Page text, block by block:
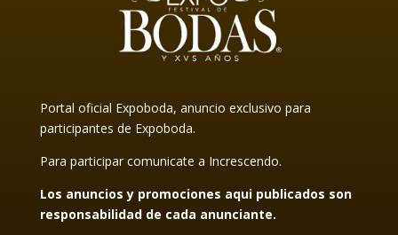
Portal oficial Expoboda, anuncio exclusivo para
participantes de Expoboda.
Para participar comunicate a Increscendo.
Los anuncios y promociones aqui publicados son
responsabilidad de cada anunciante.